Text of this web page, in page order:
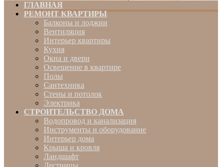
ГЛАВНАЯ
РЕМОНТ КВАРТИРЫ
Балконы и лоджии
Вентиляция
Интерьер квартиры
Кухня
Окна и двери
Освещение в квартире
Полы
Сантехника
Стены и потолок
Электрика
СТРОИТЕЛЬСТВО ДОМА
Водопровод и канализация
Инструменты и оборудование
Интерьер дома
Крыша и кровля
Ландшафт
Лестницы